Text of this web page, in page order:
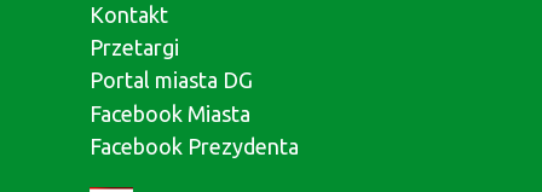
Kontakt
Przetargi
Portal miasta DG
Facebook Miasta
Facebook Prezydenta